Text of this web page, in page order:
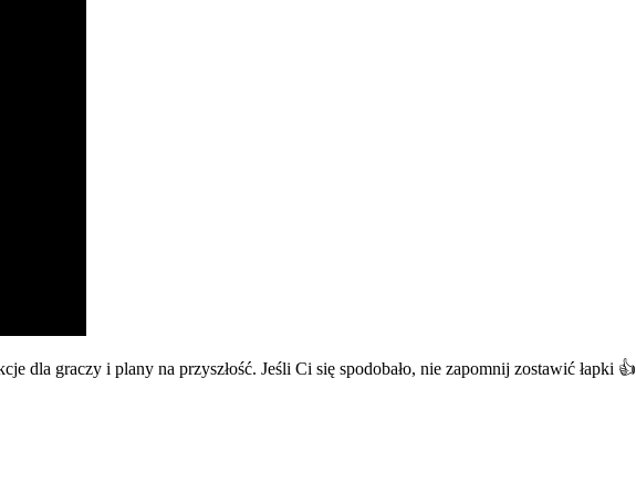
graczy i plany na przyszłość. Jeśli Ci się spodobało, nie zapomnij zostawić łapki 👍